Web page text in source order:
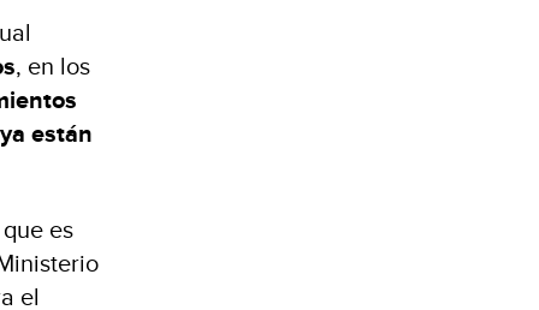
, en los
ya están
es
el